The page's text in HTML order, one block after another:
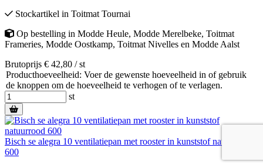
Stockartikel in Toitmat Tournai
Op bestelling in Modde Heule, Modde Merelbeke, Toitmat
Frameries, Modde Oostkamp, Toitmat Nivelles en Modde Aalst
Brutoprijs € 42,80 / st
Producthoeveelheid: Voer de gewenste hoeveelheid in of gebruik
de knoppen om de hoeveelheid te verhogen of te verlagen.
st
Bisch se alegra 10 ventilatiepan met rooster in kunststof natuurrood
600